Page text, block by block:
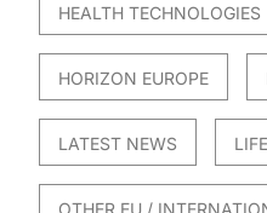
HEALTH TECHNOLOGIES
HORIZON EUROPE
LATEST NEWS
OTHER EU /